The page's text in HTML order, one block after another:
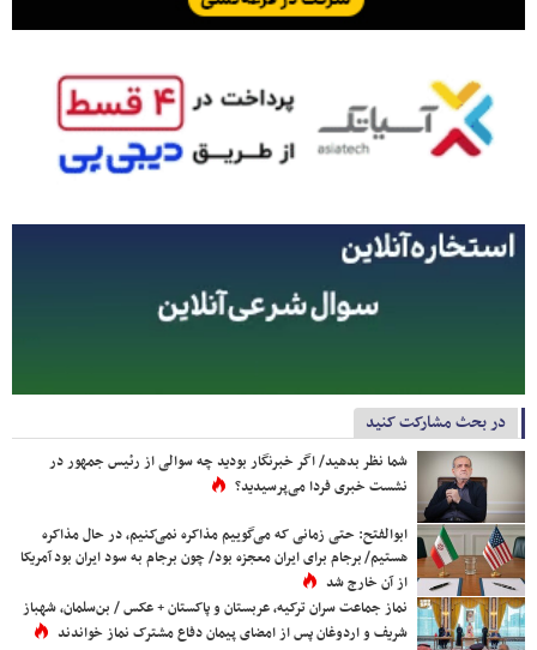
در بحث مشارکت کنید
شما نظر بدهید/ اگر خبرنگار بودید چه سوالی از رئیس جمهور در
نشست خبری فردا می‌پرسیدید؟
ابوالفتح: حتی زمانی که می‌گوییم مذاکره نمی‌کنیم، در حال مذاکره
هستیم/ برجام برای ایران معجزه بود/ چون برجام به سود ایران بود آمریکا
از آن خارج شد
نماز جماعت سران ترکیه، عربستان و پاکستان + عکس / بن‌سلمان، شهباز
شریف و اردوغان پس از امضای پیمان دفاع مشترک نماز خواندند